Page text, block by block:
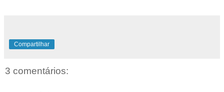
Compartilhar
3 comentários: